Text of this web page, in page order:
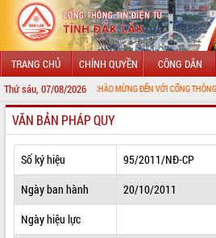
TRANG CHỦ CHÍNH QUYỀN CÔNG DÂN
Thứ sáu, 07/08/2026CHÀO MỪNG ĐẾN VỚI CỔNG THÔNG TIN ĐIỆN TỬ
GIỚI THIỆU
LÃNH ĐẠO UBND TỈNH
TIN TỨC SỰ KIỆN
SỞ, BAN, NGÀNH
VĂN BẢN PHÁP QUY
Số ký hiệu
95/2011/NĐ-CP
Ngày ban hành
20/10/2011
Ngày hiệu lực